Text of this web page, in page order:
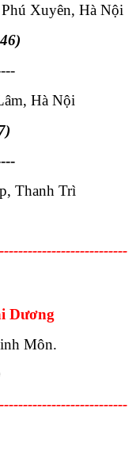
Xuyên, Hà Nội
)
Hà Nội
)
Thanh Trì
Dương
Môn.